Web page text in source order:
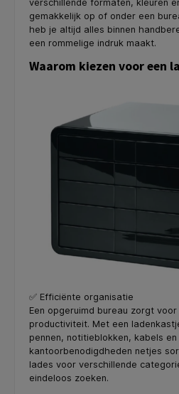
verschillende formaten, kleuren
gemakkelijk op of onder een
heb je altijd alles binnen
een rommelige indruk maakt.
Waarom kiezen voor een
✅ Efficiënte organisatie
Een opgeruimd bureau zorgt
productiviteit. Met een
pennen, notitieblokken, kabels en
kantoorbenodigdheden netjes
lades voor verschillende
eindeloos zoeken.